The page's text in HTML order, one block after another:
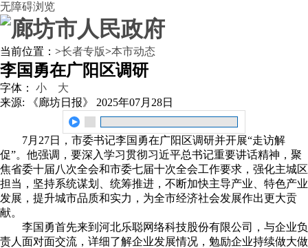
无障碍浏览
当前位置： >长者专版>本市动态
李国勇在广阳区调研
字体： 小
大
来源: 《廊坊日报》
2025年07月28日
7月27日，市委书记李国勇在广阳区调研并开展“走访解
促”。他强调，要深入学习贯彻习近平总书记重要讲话精神，聚
焦省委十届八次全会和市委七届十次全会工作要求，强化主城区
担当，坚持系统谋划、统筹推进，不断加快主导产业、特色产业
发展，提升城市品质和实力，为全市经济社会发展作出更大贡
献。
李国勇首先来到河北乐聪网络科技股份有限公司，与企业负
责人面对面交流，详细了解企业发展情况，勉励企业持续做大做